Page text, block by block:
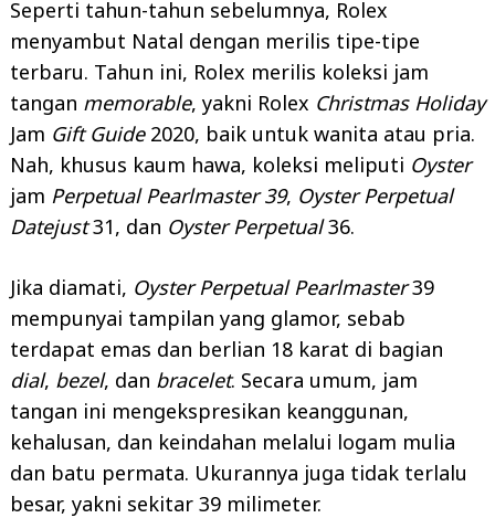
Seperti tahun-tahun sebelumnya, Rolex
menyambut Natal dengan merilis tipe-tipe
terbaru. Tahun ini, Rolex merilis koleksi jam
tangan memorable, yakni Rolex Christmas Holiday
Jam Gift Guide2020, baik untuk wanita atau pria.
Nah, khusus kaum hawa, koleksi meliputi Oyster
jam Perpetual Pearlmaster 39, Oyster Perpetual
Datejust31, dan Oyster Perpetual36.
Jika diamati, Oyster Perpetual Pearlmaster39
mempunyai tampilan yang glamor, sebab
terdapat emas dan berlian 18 karat di bagian
dial, bezel, dan bracelet. Secara umum, jam
tangan ini mengekspresikan keanggunan,
kehalusan, dan keindahan melalui logam mulia
dan batu permata. Ukurannya juga tidak terlalu
besar, yakni sekitar 39 milimeter.